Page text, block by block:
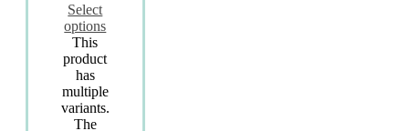
Select
options
This
product
has
multiple
variants.
The